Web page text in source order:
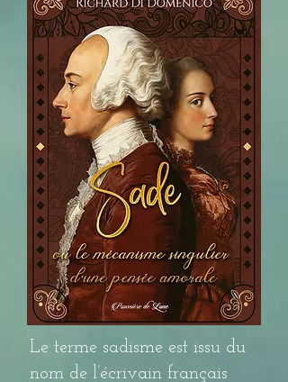
Le terme sadisme est issu du
nom de l’écrivain français